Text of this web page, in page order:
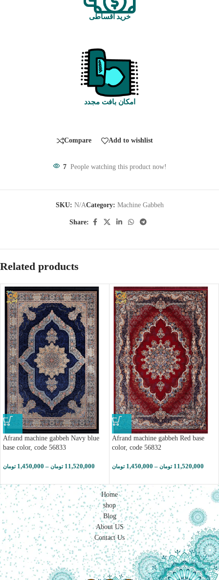
خرید اقساطی
امکان بافت مجدد
Compare Add to wishlist
7 People watching this product now!
SKU: N/ACategory: Machine Gabbeh
Share:
Related products
Afrand machine gabbeh Navy blue
base color, code 56833
1,450,000 تومان – 11,520,000 تومان
Afrand machine gabbeh Red base
color, code 56832
1,450,000 تومان – 11,520,000 تومان
Home
shop
Blog
About US
Contact Us